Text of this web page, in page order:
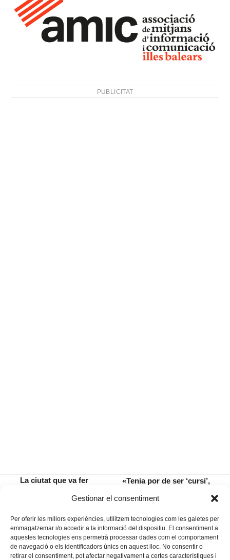
Gestionar el consentiment
Per oferir les millors experiències, utilitzem tecnologies com les galetes per
emmagatzemar i/o accedir a la informació del dispositiu. El consentiment a
aquestes tecnologies ens permetrà processar dades com el comportament
de navegació o els identificadors únics en aquest lloc. No consentir o
retirar el consentiment, pot afectar negativament a certes característiques i
PUBLICITAT
La ciutat que va fer
next
«Tenia por de ser ‘cursi’,